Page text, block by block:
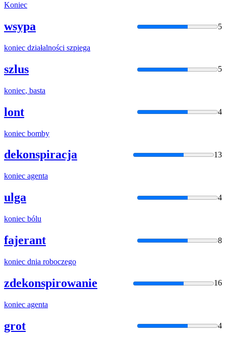
Koniec
wsypa 5
koniec działalności szpiega
szlus 5
koniec, basta
lont 4
koniec bomby
dekonspiracja 13
koniec agenta
ulga 4
koniec bólu
fajerant 8
koniec dnia roboczego
zdekonspirowanie 16
koniec agenta
grot 4